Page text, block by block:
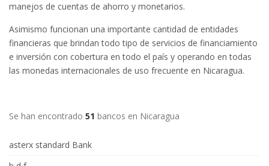
manejos de cuentas de ahorro y monetarios.
Asimismo funcionan una importante cantidad de entidades
financieras que brindan todo tipo de servicios de financiamiento
e inversión con cobertura en todo el país y operando en todas
las monedas internacionales de uso frecuente en Nicaragua.
Se han encontrado 51 bancos en Nicaragua
asterx standard Bank